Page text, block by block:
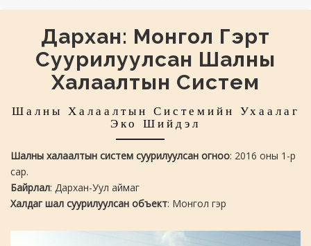
Дархан: Монгол Гэрт
Суурилуулсан Шалны
Халаалтын Систем
Шалны Халаалтын Системийн Ухаалаг
Эко Шийдэл
Шалны халаалтын систем суурилуулсан огноо: 2016 оны 1-р
сар.
Байрлал: Дархан-Уул аймаг
Халдаг шал суурилуулсан объект: Монгол гэр